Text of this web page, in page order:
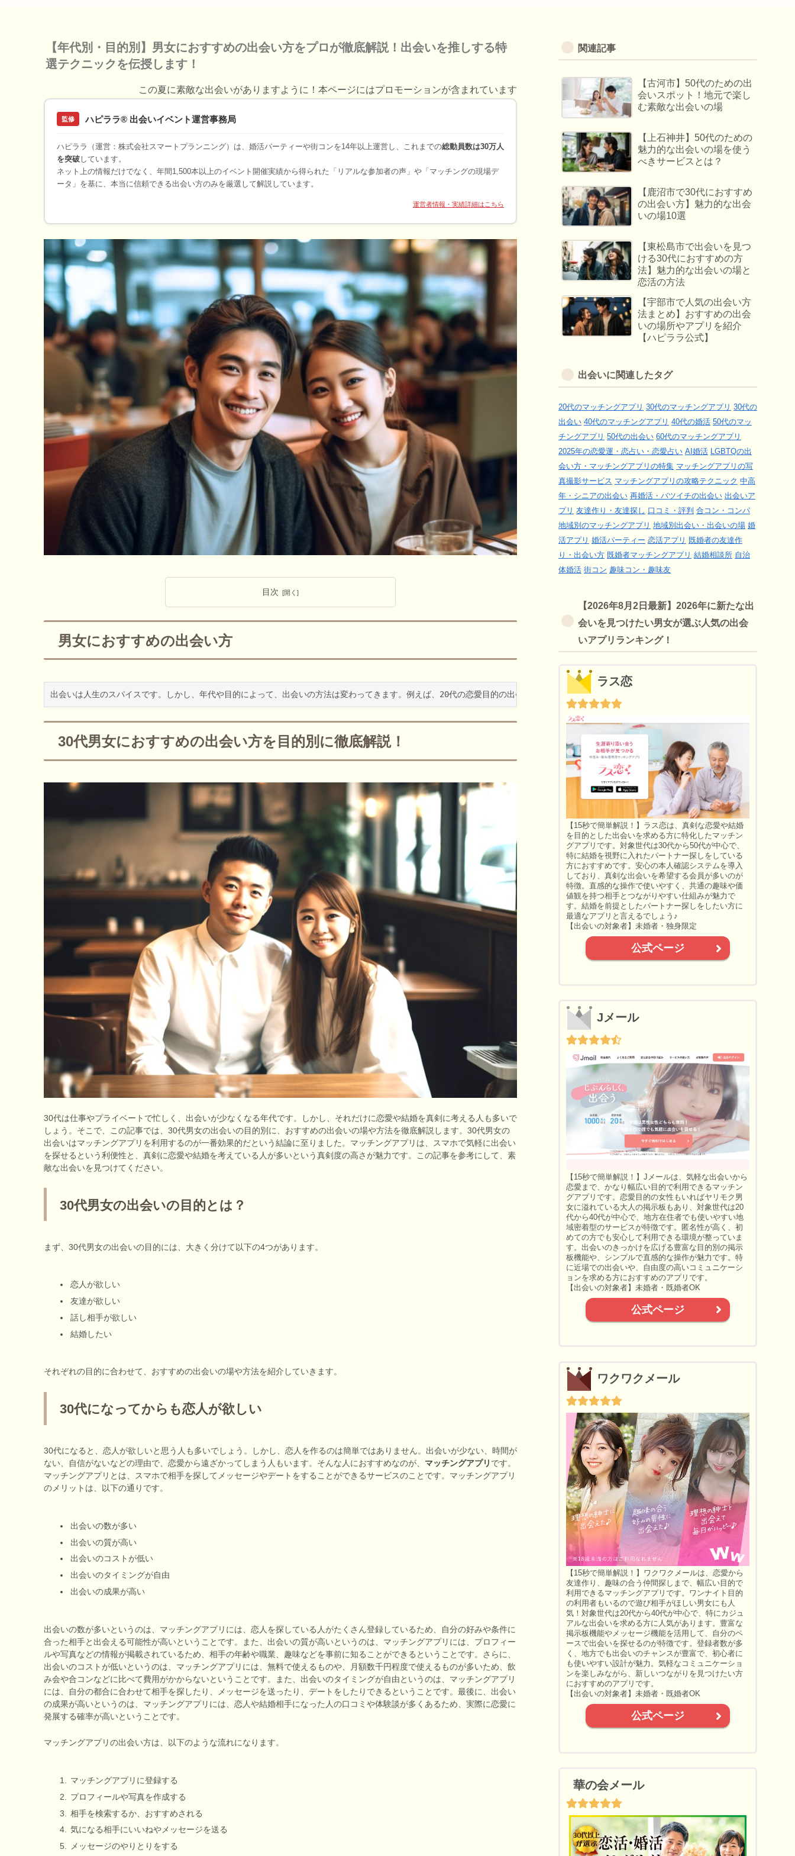
【年代別・目的別】男女におすすめの出会い方をプロが徹底解説！出会いを推しする特
選テクニックを伝授します！
この夏に素敵な出会いがありますように！本ページにはプロモーションが含まれています
監修 ハピララ® 出会いイベント運営事務局
ハピララ（運営：株式会社スマートプランニング）は、婚活パーティーや街コンを14年以上運営し、これまでの総動員数は30万人
を突破 しています。
ネット上の情報だけでなく、年間1,500本以上のイベント開催実績から得られた「リアルな参加者の声」や「マッチングの現場デ
ータ」を基に、本当に信頼できる出会い方のみを厳選して解説しています。
運営者情報・実績詳細はこちら
目次
男女におすすめの出会い方
出会いは人生のスパイスです。しかし、年代や目的によって、出会いの方法は変わってきます。例えば、20代の恋愛目的の出会いと、40代の結婚目的の出会いでは、求める相手の条件や出会いの
30代男女におすすめの出会い方を目的別に徹底解説！
30代は仕事やプライベートで忙しく、出会いが少なくなる年代です。しかし、それだけに恋愛や結婚を真剣に考える人も多いで
しょう。そこで、この記事では、30代男女の出会いの目的別に、おすすめの出会いの場や方法を徹底解説します。30代男女の
出会いはマッチングアプリを利用するのが一番効果的だという結論に至りました。マッチングアプリは、スマホで気軽に出会い
を探せるという利便性と、真剣に恋愛や結婚を考えている人が多いという真剣度の高さが魅力です。この記事を参考にして、素
敵な出会いを見つけてください。
30代男女の出会いの目的とは？
まず、30代男女の出会いの目的には、大きく分けて以下の4つがあります。
恋人が欲しい
友達が欲しい
話し相手が欲しい
結婚したい
それぞれの目的に合わせて、おすすめの出会いの場や方法を紹介していきます。
30代になってからも恋人が欲しい
30代になると、恋人が欲しいと思う人も多いでしょう。しかし、恋人を作るのは簡単ではありません。出会いが少ない、時間が
ない、自信がないなどの理由で、恋愛から遠ざかってしまう人もいます。そんな人におすすめなのが、 マッチングアプリ です。
マッチングアプリとは、スマホで相手を探してメッセージやデートをすることができるサービスのことです。マッチングアプリ
のメリットは、以下の通りです。
出会いの数が多い
出会いの質が高い
出会いのコストが低い
出会いのタイミングが自由
出会いの成果が高い
出会いの数が多いというのは、マッチングアプリには、恋人を探している人がたくさん登録しているため、自分の好みや条件に
合った相手と出会える可能性が高いということです。また、出会いの質が高いというのは、マッチングアプリには、プロフィー
ルや写真などの情報が掲載されているため、相手の年齢や職業、趣味などを事前に知ることができるということです。さらに、
出会いのコストが低いというのは、マッチングアプリには、無料で使えるものや、月額数千円程度で使えるものが多いため、飲
み会や合コンなどに比べて費用がかからないということです。また、出会いのタイミングが自由というのは、マッチングアプリ
には、自分の都合に合わせて相手を探したり、メッセージを送ったり、デートをしたりできるということです。最後に、出会い
の成果が高いというのは、マッチングアプリには、恋人や結婚相手になった人の口コミや体験談が多くあるため、実際に恋愛に
発展する確率が高いということです。
マッチングアプリの出会い方は、以下のような流れになります。
マッチングアプリに登録する
プロフィールや写真を作成する
相手を検索するか、おすすめされる
気になる相手にいいねやメッセージを送る
メッセージのやりとりをする
関連記事
【古河市】50代のための出
会いスポット！地元で楽し
む素敵な出会いの場
【上石神井】50代のための
魅力的な出会いの場を使う
べきサービスとは？
【鹿沼市で30代におすすめ
の出会い方】魅力的な出会
いの場10選
【東松島市で出会いを見つ
ける30代におすすめの方
法】魅力的な出会いの場と
恋活の方法
【宇部市で人気の出会い方
法まとめ】おすすめの出会
いの場所やアプリを紹介
【ハピララ公式】
出会いに関連したタグ
20代のマッチングアプリ 30代のマッチングアプリ 30代の
出会い 40代のマッチングアプリ 40代の婚活 50代のマッ
チングアプリ 50代の出会い 60代のマッチングアプリ
2025年の恋愛運・恋占い・恋愛占い AI婚活 LGBTQの出
会い方・マッチングアプリの特集 マッチングアプリの写
真撮影サービス マッチングアプリの攻略テクニック 中高
年・シニアの出会い 再婚活・バツイチの出会い 出会いア
プリ 友達作り・友達探し 口コミ・評判 合コン・コンパ
地域別のマッチングアプリ 地域別出会い・出会いの場 婚
活アプリ 婚活パーティー 恋活アプリ 既婚者の友達作
り・出会い方 既婚者マッチングアプリ 結婚相談所 自治
体婚活 街コン 趣味コン・趣味友
【2026年8月2日最新】2026年に新たな出
会いを見つけたい男女が選ぶ人気の出会
いアプリランキング！
ラス恋
【15秒で簡単解説！】ラス恋は、真剣な恋愛や結婚
を目的とした出会いを求める方に特化したマッチン
グアプリです。対象世代は30代から50代が中心で、
特に結婚を視野に入れたパートナー探しをしている
方におすすめです。安心の本人確認システムを導入
しており、真剣な出会いを希望する会員が多いのが
特徴。直感的な操作で使いやすく、共通の趣味や価
値観を持つ相手とつながりやすい仕組みが魅力で
す。結婚を前提としたパートナー探しをしたい方に
最適なアプリと言えるでしょう♪
【出会いの対象者】未婚者・独身限定
公式ページ
Jメール
【15秒で簡単解説！】Jメールは、気軽な出会いから
恋愛まで、かなり幅広い目的で利用できるマッチン
グアプリです。恋愛目的の女性もいればヤリモク男
女に溢れている大人の掲示板もあり、対象世代は20
代から40代が中心で、地方在住者でも使いやすい地
域密着型のサービスが特徴です。匿名性が高く、初
めての方でも安心して利用できる環境が整っていま
す。出会いのきっかけを広げる豊富な目的別の掲示
板機能や、シンプルで直感的な操作が魅力です。特
に近場での出会いや、自由度の高いコミュニケーシ
ョンを求める方におすすめのアプリです。
【出会いの対象者】未婚者・既婚者OK
公式ページ
ワクワクメール
【15秒で簡単解説！】ワクワクメールは、恋愛から
友達作り、趣味の合う仲間探しまで、幅広い目的で
利用できるマッチングアプリです。ワンナイト目的
の利用者もいるので遊び相手がほしい男女にも人
気！対象世代は20代から40代が中心で、特にカジュ
アルな出会いを求める方に人気があります。豊富な
掲示板機能やメッセージ機能を活用して、自分のペ
ースで出会いを探せるのが特徴です。登録者数が多
く、地方でも出会いのチャンスが豊富で、初心者に
も使いやすい設計が魅力。気軽なコミュニケーショ
ンを楽しみながら、新しいつながりを見つけたい方
におすすめのアプリです。
【出会いの対象者】未婚者・既婚者OK
公式ページ
華の会メール